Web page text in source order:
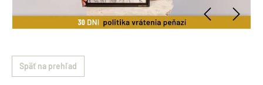
Späť na prehľad